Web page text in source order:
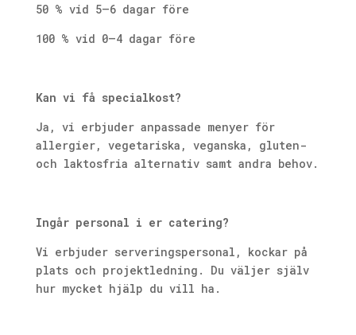
50 % vid 5–6 dagar före
100 % vid 0–4 dagar före
Kan vi få specialkost?
Ja, vi erbjuder anpassade menyer för
allergier, vegetariska, veganska, gluten-
och laktosfria alternativ samt andra behov.
Ingår personal i er catering?
Vi erbjuder serveringspersonal, kockar på
plats och projektledning. Du väljer själv
hur mycket hjälp du vill ha.